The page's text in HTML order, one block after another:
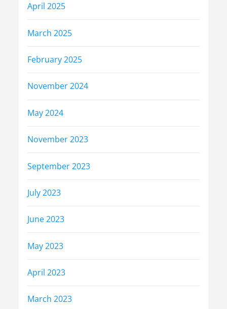
April 2025
March 2025
February 2025
November 2024
May 2024
November 2023
September 2023
July 2023
June 2023
May 2023
April 2023
March 2023